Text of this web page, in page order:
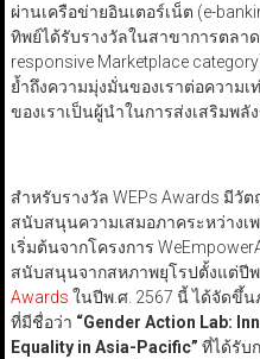
ผ่านเครือข่ายอินเตอร์เน็ต (e-
ทิพย์ได้รับรางวัลในสาขาการตลา
responsive Marketplace
ย้ำถึงความมุ่งมั่นของเราต่อความเ
ของเราเป็นผู้นำในการส่งเสริมพ
สำหรับรางวัล WEPs Awards มีวั
สนับสนุนความเสมอภาคระหว่างเ
เริ่มต้นจากโครงการ
สนับสนุนจากสหภาพยุโรปตั้งแต่ปีพ.
Awards ในปีพ.ศ. 2567 นี้ ได้จัดขึ้น
ที่มีชื่อว่า “Gender Action Lab:
Equality in Asia-Pacific” ที่ได้รับ